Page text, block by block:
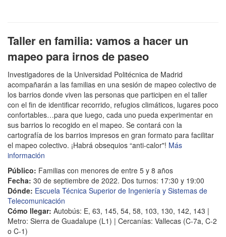
Taller en familia: vamos a hacer un
mapeo para irnos de paseo
Investigadores de la Universidad Politécnica de Madrid
acompañarán a las familias en una sesión de mapeo colectivo de
los barrios donde viven las personas que participen en el taller
con el fin de identificar recorrido, refugios climáticos, lugares poco
confortables…para que luego, cada uno pueda experimentar en
sus barrios lo recogido en el mapeo. Se contará con la
cartografía de los barrios impresos en gran formato para facilitar
el mapeo colectivo. ¡Habrá obsequios “anti-calor"! Más
información
Público: Familias con menores de entre 5 y 8 años
Fecha: 30 de septiembre de 2022. Dos turnos: 17:30 y 19:00
Dónde: Escuela Técnica Superior de Ingeniería y Sistemas de
Telecomunicación
Cómo llegar: Autobús: E, 63, 145, 54, 58, 103, 130, 142, 143 |
Metro: Sierra de Guadalupe (L1) | Cercanías: Vallecas (C-7a, C-2
o C-1)